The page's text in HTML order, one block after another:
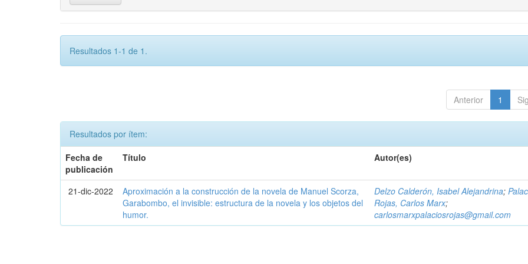
Resultados 1-1 de 1.
Anterior 1
Resultados por ítem:
Fecha de
publicación
Título Autor(es)
21-dic-2022
Aproximación a la construcción de la novela de Manuel Scorza,
Garabombo, el invisible: estructura de la novela y los objetos del
humor.
Delzo Calderón, Isabel Alejandrina;
Rojas, Carlos Marx;
carlosmarxpalaciosrojas@gmail.com